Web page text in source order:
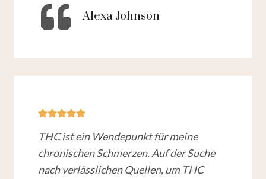
Alexa Johnson
THC ist ein Wendepunkt für meine
chronischen Schmerzen. Auf der Suche
nach verlässlichen Quellen, um THC